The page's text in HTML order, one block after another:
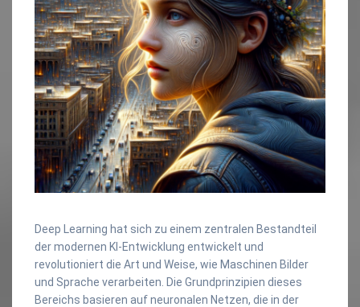
Deep Learning hat sich zu einem zentralen Bestandteil
der modernen KI-Entwicklung entwickelt und
revolutioniert die Art und Weise, wie Maschinen Bilder
und Sprache verarbeiten. Die Grundprinzipien dieses
Bereichs basieren auf neuronalen Netzen, die in der